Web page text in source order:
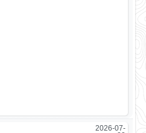
2026-07-